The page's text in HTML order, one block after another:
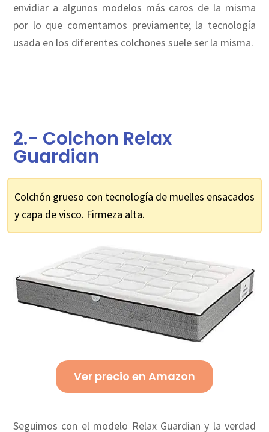
envidiar a algunos modelos más caros de la misma
por lo que comentamos previamente; la tecnología
usada en los diferentes colchones suele ser la misma.
2.- Colchon Relax
Guardian
Colchón grueso con tecnología de muelles ensacados
y capa de visco. Firmeza alta.
Ver precio en Amazon
Seguimos con el modelo Relax Guardian y la verdad